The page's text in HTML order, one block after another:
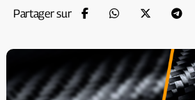
Partager sur